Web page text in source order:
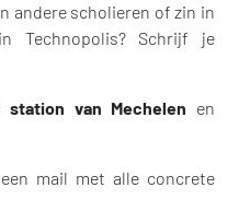
andere scholieren of zin in
Technopolis? Schrijf je
station van Mechelen en
mail met alle concrete